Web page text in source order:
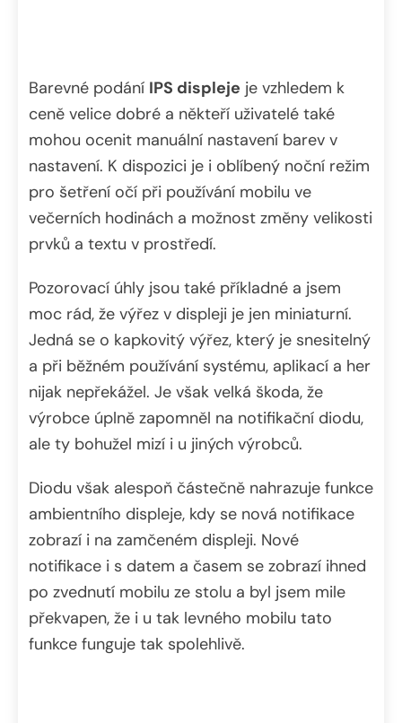
Barevné podání IPS displeje je vzhledem k
ceně velice dobré a někteří uživatelé také
mohou ocenit manuální nastavení barev v
nastavení. K dispozici je i oblíbený noční režim
pro šetření očí při používání mobilu ve
večerních hodinách a možnost změny velikosti
prvků a textu v prostředí.
Pozorovací úhly jsou také příkladné a jsem
moc rád, že výřez v displeji je jen miniaturní.
Jedná se o kapkovitý výřez, který je snesitelný
a při běžném používání systému, aplikací a her
nijak nepřekážel. Je však velká škoda, že
výrobce úplně zapomněl na notifikační diodu,
ale ty bohužel mizí i u jiných výrobců.
Diodu však alespoň částečně nahrazuje funkce
ambientního displeje, kdy se nová notifikace
zobrazí i na zamčeném displeji. Nové
notifikace i s datem a časem se zobrazí ihned
po zvednutí mobilu ze stolu a byl jsem mile
překvapen, že i u tak levného mobilu tato
funkce funguje tak spolehlivě.